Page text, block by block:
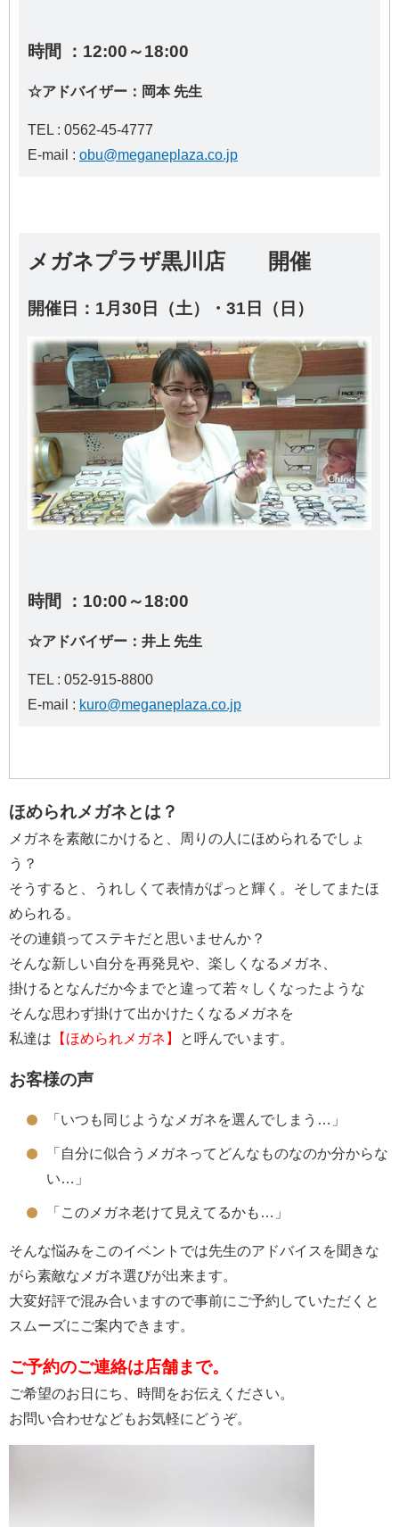
時間 ：12:00～18:00
☆アドバイザー：岡本 先生
TEL : 0562-45-4777
E-mail : obu@meganeplaza.co.jp
メガネプラザ黒川店 開催
開催日：1月30日（土）・31日（日）
時間 ：10:00～18:00
☆アドバイザー：井上 先生
TEL : 052-915-8800
E-mail : kuro@meganeplaza.co.jp
ほめられメガネとは？
メガネを素敵にかけると、周りの人にほめられるでしょ
う？
そうすると、うれしくて表情がぱっと輝く。そしてまたほ
められる。
その連鎖ってステキだと思いませんか？
そんな新しい自分を再発見や、楽しくなるメガネ、
掛けるとなんだか今までと違って若々しくなったような
そんな思わず掛けて出かけたくなるメガネを
私達は 【ほめられメガネ】 と呼んでいます。
お客様の声
「いつも同じようなメガネを選んでしまう…」
「自分に似合うメガネってどんなものなのか分からな
い…」
「このメガネ老けて見えてるかも…」
そんな悩みをこのイベントでは先生のアドバイスを聞きな
がら素敵なメガネ選びが出来ます。
大変好評で混み合いますので事前にご予約していただくと
スムーズにご案内できます。
ご予約のご連絡は店舗まで。
ご希望のお日にち、時間をお伝えください。
お問い合わせなどもお気軽にどうぞ。